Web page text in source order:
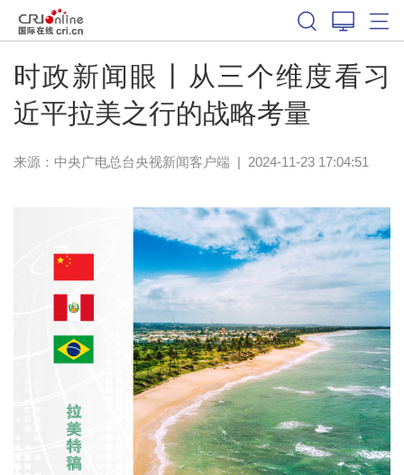
时政新闻眼丨从三个维度看习
近平拉美之行的战略考量
来源： 中央广电总台央视新闻客户端 | 2024-11-23 17:04:51